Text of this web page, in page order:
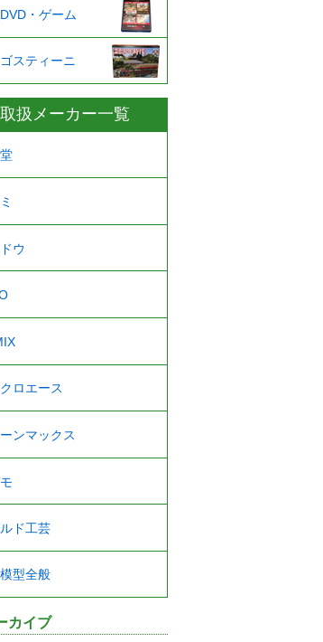
・ゲーム
スティーニ
取扱メーカー一覧
ウ
ロエース
ンマックス
ド工芸
型全般
カイブ